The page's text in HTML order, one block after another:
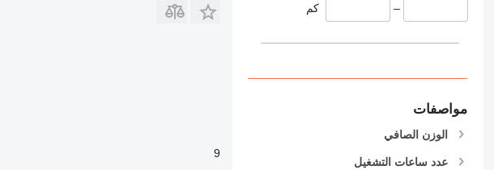
390
395
420
424
428
430
– كم
مواصفات
الوزن الصافي
عدد ساعات التشغيل
9